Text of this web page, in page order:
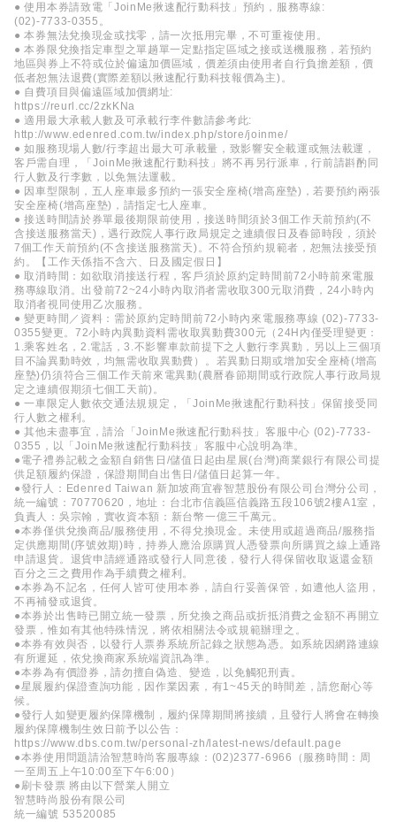
● 使用本券請致電「JoinMe揪速配行動科技」預約，服務專線:
(02)-7733-0355。
● 本券無法兌換現金或找零，請一次抵用完畢，不可重複使用。
● 本券限兌換指定車型之單趟單一定點指定區域之接或送機服務，若預約
地區與券上不符或位於偏遠加價區域，價差須由使用者自行負擔差額，價
低者恕無法退費(實際差額以揪速配行動科技報價為主)。
● 自費項目與偏遠區域加價網址:
https://reurl.cc/2zkKNa
● 適用最大承載人數及可承載行李件數請參考此:
http://www.edenred.com.tw/index.php/store/joinme/
● 如服務現場人數/行李超出最大可承載量，致影響安全載運或無法載運，
客戶需自理，「JoinMe揪速配行動科技」將不再另行派車，行前請斟酌同
行人數及行李數，以免無法運載。
● 因車型限制，五人座車最多預約一張安全座椅(增高座墊)，若要預約兩張
安全座椅(增高座墊)，請指定七人座車。
● 接送時間請於券單最後期限前使用，接送時間須於3個工作天前預約(不
含接送服務當天)，遇行政院人事行政局規定之連續假日及春節時段，須於
7個工作天前預約(不含接送服務當天)。不符合預約規範者，恕無法接受預
約。【工作天係指不含六、日及國定假日】
● 取消時間：如欲取消接送行程，客戶須於原約定時間前72小時前來電服
務專線取消。出發前72~24小時內取消者需收取300元取消費，24小時內
取消者視同使用乙次服務。
● 變更時間／資料：需於原約定時間前72小時內來電服務專線 (02)-7733-
0355變更。72小時內異動資料需收取異動費300元（24H內僅受理變更：
1.乘客姓名，2.電話，3.不影響車款前提下之人數行李異動，另以上三個項
目不論異動時效，均無需收取異動費）。若異動日期或增加安全座椅(增高
座墊)仍須符合三個工作天前來電異動(農曆春節期間或行政院人事行政局規
定之連續假期須七個工天前)。
● 一車限定人數依交通法規規定，「JoinMe揪速配行動科技」保留接受同
行人數之權利。
● 其他未盡事宜，請洽「JoinMe揪速配行動科技」客服中心 (02)-7733-
0355，以「JoinMe揪速配行動科技」客服中心說明為準。
●電子禮券記載之金額自銷售日/儲值日起由星展(台灣)商業銀行有限公司提
供足額履約保證，保證期間自出售日/儲值日起算一年。
●發行人：Edenred Taiwan 新加坡商宜睿智慧股份有限公司台灣分公司，
統一編號：70770620，地址：台北市信義區信義路五段106號2樓A1室，
負責人：吳宗翰，實收資本額：新台幣一億三千萬元。
●本券僅供兌換商品/服務使用，不得兌換現金。未使用或超過商品/服務指
定供應期間(序號效期)時，持券人應洽原購買人憑發票向所購買之線上通路
申請退貨。退貨申請經通路或發行人同意後，發行人得保留收取返還金額
百分之三之費用作為手續費之權利。
●本券為不記名，任何人皆可使用本券，請自行妥善保管，如遭他人盜用，
不再補發或退貨。
●本券於出售時已開立統一發票，所兌換之商品或折抵消費之金額不再開立
發票，惟如有其他特殊情況，將依相關法令或規範辦理之。
●本券有效與否，以發行人票券系統所記錄之狀態為憑。如系統因網路連線
有所遲延，依兌換商家系統端資訊為準。
●本券為有價證券，請勿擅自偽造、變造，以免觸犯刑責。
●星展履約保證查詢功能，因作業因素，有1~45天的時間差，請您耐心等
候。
●發行人如變更履約保障機制，履約保障期間將接續，且發行人將會在轉換
履約保障機制生效日前予以公告：
https://www.dbs.com.tw/personal-zh/latest-news/default.page
●本券使用問題請洽智慧時尚客服專線：(02)2377-6966（服務時間：周
一至周五上午10:00至下午6:00）
●刷卡發票 將由以下營業人開立
智慧時尚股份有限公司
統一編號 53520085